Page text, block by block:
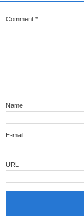
Comment *
Name
E-mail
URL